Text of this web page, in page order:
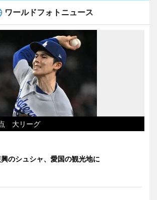
ワールドフォトニュース
大リーグ
のシュシャ、愛国の観光地に